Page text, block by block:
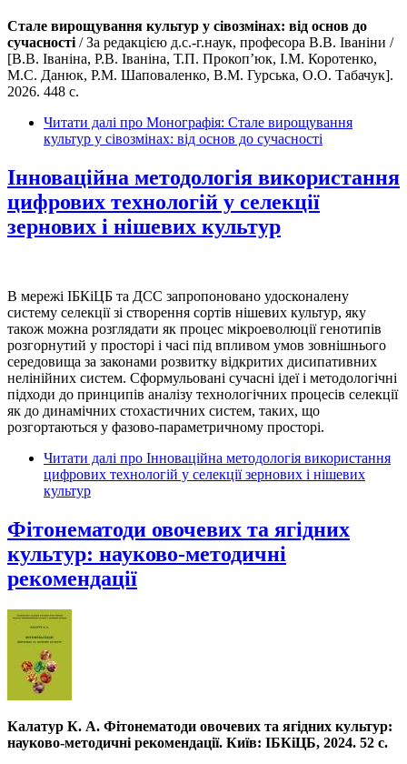
Стале вирощування культур у сівозмінах: від основ до
сучасності / За редакцією д.с.-г.наук, професора В.В. Іваніни /
[В.В. Іваніна, Р.В. Іваніна, Т.П. Прокоп’юк, І.М. Коротенко,
М.С. Данюк, Р.М. Шаповаленко, В.М. Гурська, О.О. Табачук].
2026. 448 с.
Читати далі про Монографія: Стале вирощування
культур у сівозмінах: від основ до сучасності
Інноваційна методологія використання
цифрових технологій у селекції
зернових і нішевих культур
В мережі ІБКіЦБ та ДСС запропоновано удосконалену
систему селекції зі створення сортів нішевих культур, яку
також можна розглядати як процес мікроеволюції генотипів
розгорнутий у просторі і часі під впливом умов зовнішнього
середовища за законами розвитку відкритих дисипативних
нелінійних систем. Сформульовані сучасні ідеї і методологічні
підходи до принципів аналізу технологічних процесів селекції
як до динамічних стохастичних систем, таких, що
розгортаються у фазово-параметричному просторі.
Читати далі про Інноваційна методологія використання
цифрових технологій у селекції зернових і нішевих
культур
Фітонематоди овочевих та ягідних
культур: науково-методичні
рекомендації
Калатур К. А. Фітонематоди овочевих та ягідних культур:
науково-методичні рекомендації. Київ: ІБКіЦБ, 2024. 52 с.